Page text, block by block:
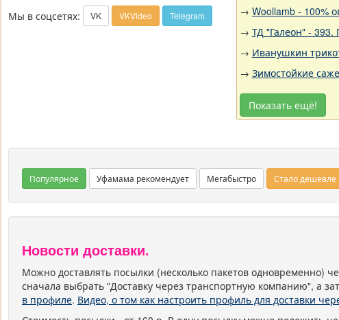
Мы в соцсетях: VK VKVideo Telegram
→ Woollamb - 100%
→ ТД "Галеон" -
→ Иванушкин
→ Зимостойкие
Показать ещё!
Популярное Уфамама рекомендует Мегабыстро Стало дешевле
Новости доставки.
Можно доставлять посылки (несколько пакетов одновременно)
сначала выбрать "Доставку через транспортную компанию", а
в профиле. Видео, о том как настроить профиль для доставки